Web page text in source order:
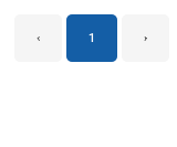
‹ 1 ›